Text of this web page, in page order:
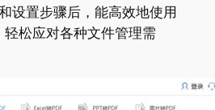
设置步骤后，能高效地使用
轻松应对各种文件管理需